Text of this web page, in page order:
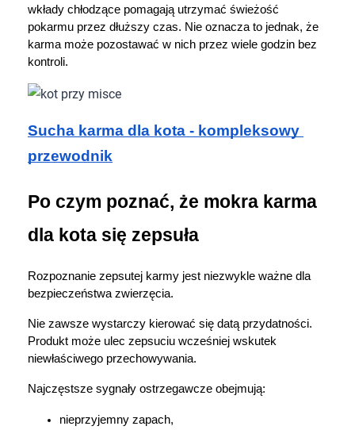
wkłady chłodzące pomagają utrzymać świeżość
pokarmu przez dłuższy czas. Nie oznacza to jednak, że
karma może pozostawać w nich przez wiele godzin bez
kontroli.
Sucha karma dla kota - kompleksowy
przewodnik
Po czym poznać, że mokra karma
dla kota się zepsuła
Rozpoznanie zepsutej karmy jest niezwykle ważne dla
bezpieczeństwa zwierzęcia.
Nie zawsze wystarczy kierować się datą przydatności.
Produkt może ulec zepsuciu wcześniej wskutek
niewłaściwego przechowywania.
Najczęstsze sygnały ostrzegawcze obejmują:
nieprzyjemny zapach,